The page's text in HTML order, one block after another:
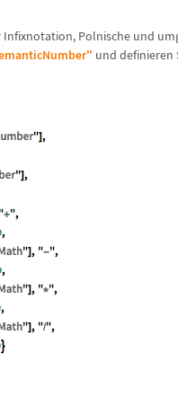
Infixnotation, Polnische und
und definieren